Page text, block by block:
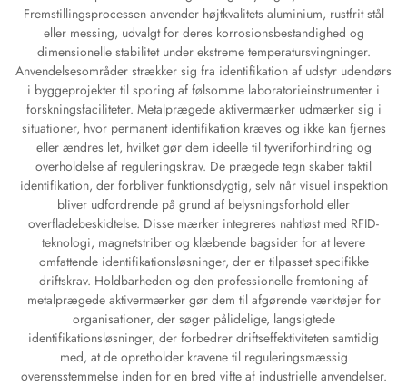
Fremstillingsprocessen anvender højtkvalitets aluminium, rustfrit stål
eller messing, udvalgt for deres korrosionsbestandighed og
dimensionelle stabilitet under ekstreme temperatursvingninger.
Anvendelsesområder strækker sig fra identifikation af udstyr udendørs
i byggeprojekter til sporing af følsomme laboratorieinstrumenter i
forskningsfaciliteter. Metalprægede aktivermærker udmærker sig i
situationer, hvor permanent identifikation kræves og ikke kan fjernes
eller ændres let, hvilket gør dem ideelle til tyveriforhindring og
overholdelse af reguleringskrav. De prægede tegn skaber taktil
identifikation, der forbliver funktionsdygtig, selv når visuel inspektion
bliver udfordrende på grund af belysningsforhold eller
overfladebeskidtelse. Disse mærker integreres nahtløst med RFID-
teknologi, magnetstriber og klæbende bagsider for at levere
omfattende identifikationsløsninger, der er tilpasset specifikke
driftskrav. Holdbarheden og den professionelle fremtoning af
metalprægede aktivermærker gør dem til afgørende værktøjer for
organisationer, der søger pålidelige, langsigtede
identifikationsløsninger, der forbedrer driftseffektiviteten samtidig
med, at de opretholder kravene til reguleringsmæssig
overensstemmelse inden for en bred vifte af industrielle anvendelser.